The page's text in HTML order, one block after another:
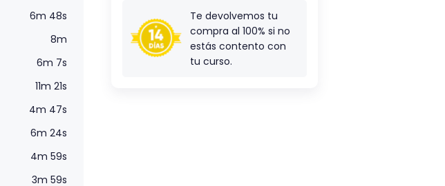
6m 48s
8m
6m 7s
11m 21s
4m 47s
6m 24s
4m 59s
3m 59s
Te devolvemos tu
compra al 100% si no
estás contento con
tu curso.